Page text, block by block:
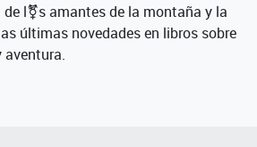
de l⚧s amantes de la montaña y la
últimas novedades en libros sobre
aventura.